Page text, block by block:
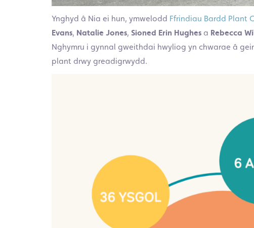
Ynghyd â Nia ei hun, ymwelodd Ffrindiau Bardd Plant
Evans, Natalie Jones, Sioned Erin Hughes a Rebecca
Nghymru i gynnal gweithdai hwyliog yn chwarae â
plant drwy greadigrwydd.